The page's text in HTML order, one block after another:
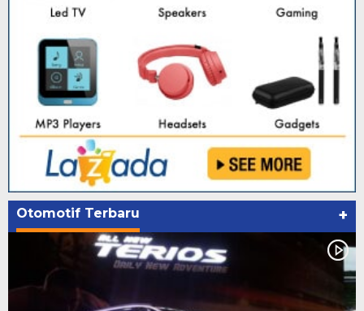
Otomotif Terbaru +